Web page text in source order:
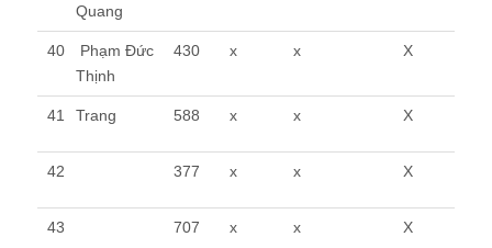
Quang
40
Phạm Đức
Thịnh
430 x x X
41 Trang 588 x x X
42 377 x x X
43 707 x x X